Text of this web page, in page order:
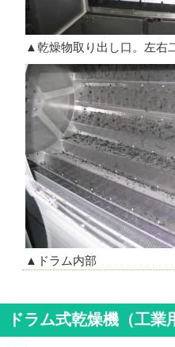
▲乾燥物取り出し口。左右
▲ドラム内部
ドラム式乾燥機（工業